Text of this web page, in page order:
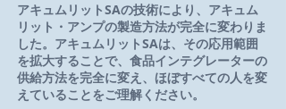
アキュムリットSAの技術により、アキュム
リット・アンプの製造方法が完全に変わりま
した。アキュムリットSAは、その応用範囲
を拡大することで、食品インテグレーターの
供給方法を完全に変え、ほぼすべての人を変
えていることをご理解ください。